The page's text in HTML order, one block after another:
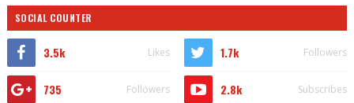
SOCIAL COUNTER
3.5k Likes 1.7k Followers
735 Followers 2.8k Subscribes